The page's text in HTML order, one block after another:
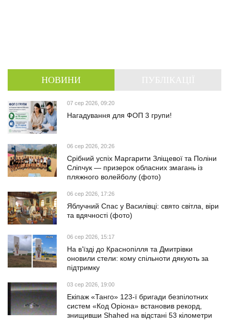
НОВИНИ
07 сер 2026, 09:20
Нагадування для ФОП 3 групи!
06 сер 2026, 20:26
Срібний успіх Маргарити Зліщевої та Поліни
Сліпчук — призерок обласних змагань із
пляжного волейболу (фото)
06 сер 2026, 17:26
Яблучний Спас у Василівці: свято світла, віри
та вдячності (фото)
06 сер 2026, 15:17
На в’їзді до Краснопілля та Дмитрівки
оновили стели: кому спільноти дякують за
підтримку
03 сер 2026, 19:00
Екіпаж «Танго» 123-ї бригади безпілотних
систем «Код Оріона» встановив рекорд,
знищивши Shahed на відстані 53 кілометри